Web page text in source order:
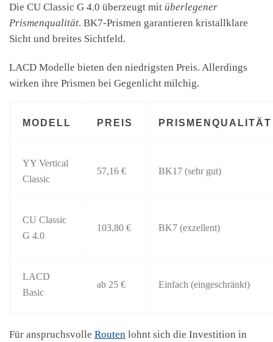
Die CU Classic G 4.0 überzeugt mit überlegener
Prismenqualität. BK7-Prismen garantieren kristallklare
Sicht und breites Sichtfeld.
LACD Modelle bieten den niedrigsten Preis. Allerdings
wirken ihre Prismen bei Gegenlicht milchig.
MODELL PREIS PRISMENQUALITÄT
YY Vertical
Classic
57,16 € BK17 (sehr gut)
CU Classic
G 4.0
103,80 € BK7 (exzellent)
LACD
Basic
ab 25 € Einfach (eingeschränkt)
Für anspruchsvolle Routen lohnt sich die Investition in